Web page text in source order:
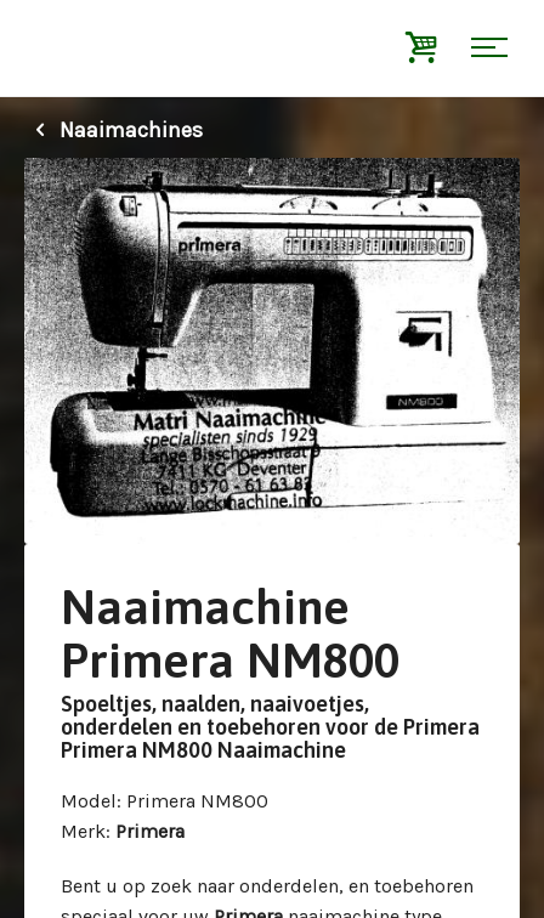
Naaimachines
Naaimachine
Primera NM800
Spoeltjes, naalden, naaivoetjes,
onderdelen en toebehoren voor de Primera
Primera NM800 Naaimachine
Model: Primera NM800
Merk: Primera
Bent u op zoek naar onderdelen, en toebehoren